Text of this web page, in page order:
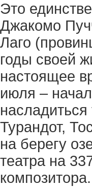
Это
Джакомо
Лаго
годы своей
настоящее
июля –
Турандот,
на берегу
театра на